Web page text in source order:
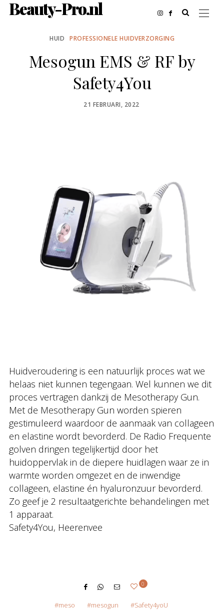
Beauty-Pro.nl
HUID PROFESSIONELE HUIDVERZORGING
Mesogun EMS & RF by
Safety4You
POSTED
21 FEBRUARI, 2022
Huidveroudering is een natuurlijk proces wat we
helaas niet kunnen tegengaan. Wel kunnen we dit
proces vertragen dankzij de Mesotherapy Gun.
Met de Mesotherapy Gun worden spieren
gestimuleerd waardoor de aanmaak van collageen
en elastine wordt bevorderd. De Radio Frequente
golven dringen tegelijkertijd door het
huidoppervlak in de diepere huidlagen waar ze in
warmte worden omgezet en de inwendige
collageen, elastine én hyaluronzuur bevorderd.
Zo geef je 2 resultaatgerichte behandelingen met
1 apparaat.
Safety4You, Heerenvee
0
meso mesogun Safety4yoU